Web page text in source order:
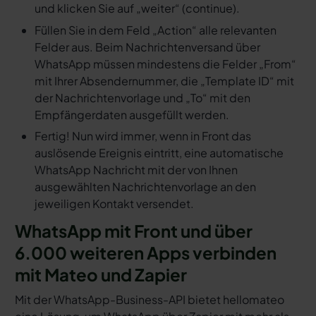
und klicken Sie auf „weiter“ (continue).
Füllen Sie in dem Feld „Action“ alle relevanten
Felder aus. Beim Nachrichtenversand über
WhatsApp müssen mindestens die Felder „From“
mit Ihrer Absendernummer, die „Template ID“ mit
der Nachrichtenvorlage und „To“ mit den
Empfängerdaten ausgefüllt werden.
Fertig! Nun wird immer, wenn in Front das
auslösende Ereignis eintritt, eine automatische
WhatsApp Nachricht mit der von Ihnen
ausgewählten Nachrichtenvorlage an den
jeweiligen Kontakt versendet.
WhatsApp mit Front und über
6.000 weiteren Apps verbinden
mit Mateo und Zapier
Mit der WhatsApp-Business-API bietet hellomateo